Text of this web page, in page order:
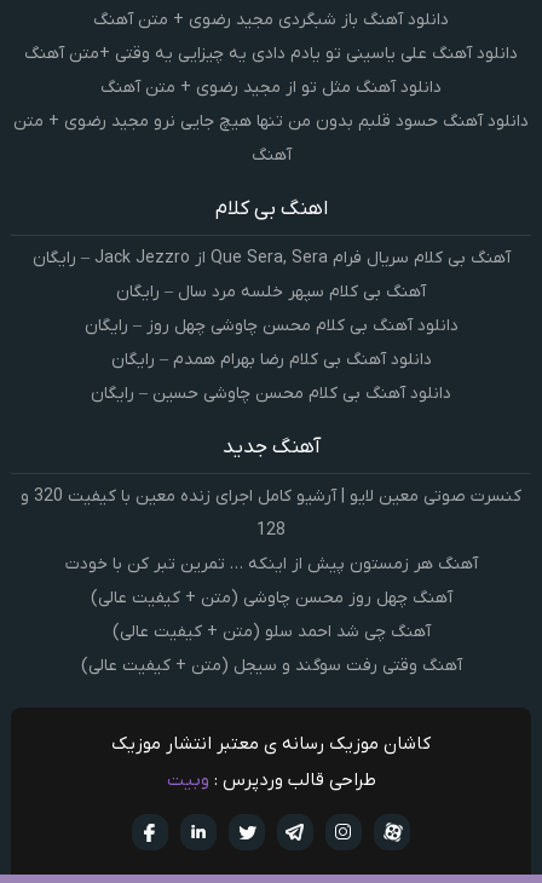
دانلود آهنگ باز شبگردی مجید رضوی + متن آهنگ
دانلود آهنگ علی یاسینی تو یادم دادی یه چیزایی یه وقتی +متن آهنگ
دانلود آهنگ مثل تو از مجید رضوی + متن آهنگ
دانلود آهنگ حسود قلبم بدون من تنها هیچ جایی نرو مجید رضوی + متن
آهنگ
اهنگ بی کلام
آهنگ بی کلام سریال فرام Que Sera, Sera از Jack Jezzro – رایگان
آهنگ بی کلام سپهر خلسه مرد سال – رایگان
دانلود آهنگ بی کلام محسن چاوشی چهل روز – رایگان
دانلود آهنگ بی کلام رضا بهرام همدم – رایگان
دانلود آهنگ بی کلام محسن چاوشی حسین – رایگان
آهنگ جدید
کنسرت صوتی معین لایو | آرشیو کامل اجرای زنده معین با کیفیت 320 و
128
آهنگ هر زمستون پیش از اینکه … تمرین تبر کن با خودت
آهنگ چهل روز محسن چاوشی (متن + کیفیت عالی)
آهنگ چی شد احمد سلو (متن + کیفیت عالی)
آهنگ وقتی رفت سوگند و سیجل (متن + کیفیت عالی)
کاشان موزیک رسانه ی معتبر انتشار موزیک
طراحی قالب وردپرس : وبیت
تويتر تلگرام
اینستاگرام آپارات